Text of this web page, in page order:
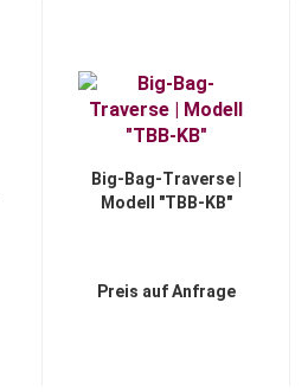
Big-Bag-Traverse |
Modell "TBB-KB"
Preis auf Anfrage